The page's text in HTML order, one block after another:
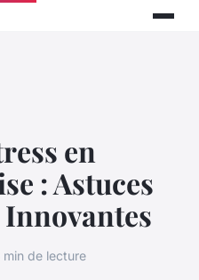
en
: Astuces
de lecture